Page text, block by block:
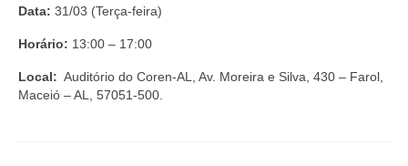
Reserva de auditório
Notícias
Ouvidoria
Data: 31/03 (Terça-feira)
Horário: 13:00 – 17:00
Local: Auditório do Coren-AL, Av. Moreira e Silva, 430 – Farol,
Maceió – AL, 57051-500.